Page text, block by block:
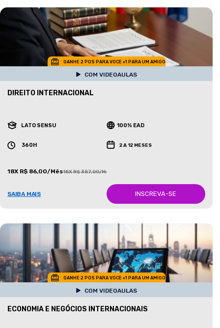
GANHE 2 POS PARA VOCE +1 PARA UM AMIGO
COM VIDEOAULAS
DIREITO INTERNACIONAL
LATO SENSU 100% EAD
360H 2 A 12 MESES
18X R$ 86,00/Mês18X R$ 387,00/Mês
SAIBA MAIS INSCREVA-SE
GANHE 2 POS PARA VOCE +1 PARA UM AMIGO
COM VIDEOAULAS
ECONOMIA E NEGÓCIOS INTERNACIONAIS